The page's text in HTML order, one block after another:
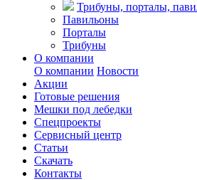
Трибуны, порталы,
Павильоны
Порталы
Трибуны
О компании
О компании Новости
Акции
Готовые решения
Мешки под лебедки
Спецпроекты
Сервисный центр
Статьи
Скачать
Контакты